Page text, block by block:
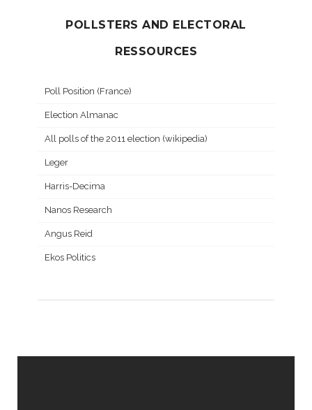
POLLSTERS AND ELECTORAL
RESSOURCES
Poll Position (France)
Election Almanac
All polls of the 2011 election (wikipedia)
Leger
Harris-Decima
Nanos Research
Angus Reid
Ekos Politics